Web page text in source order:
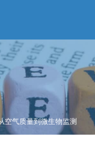
空气质量到微生物监测